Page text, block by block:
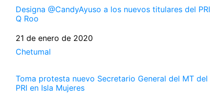
Designa @CandyAyuso a los nuevos titulares del PRI
Q Roo
Fecha
21 de enero de 2020
Respecto a
Chetumal
Toma protesta nuevo Secretario General del MT del
PRI en Isla Mujeres